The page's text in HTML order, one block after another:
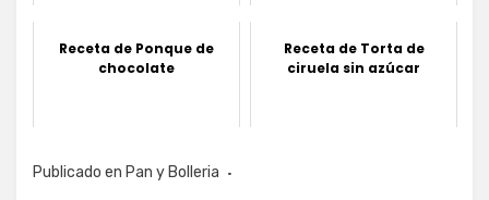
Receta de Ponque de
chocolate
Receta de Torta de
ciruela sin azúcar
Publicado en Pan y Bolleria